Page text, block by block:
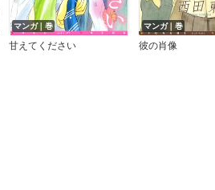
マンガ｜巻
甘えてください
マンガ｜巻
彼の肖像